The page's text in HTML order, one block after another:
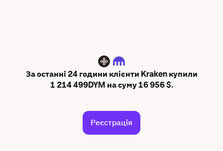
DYM
За останні 24 години клієнти Kraken купили
1 214 499DYM на суму 16 956 $.
Реєстрація